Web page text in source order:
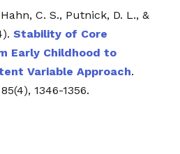
C. S., Putnick, D. L., &
Stability of Core
Early Childhood to
Variable Approach.
1346-1356.